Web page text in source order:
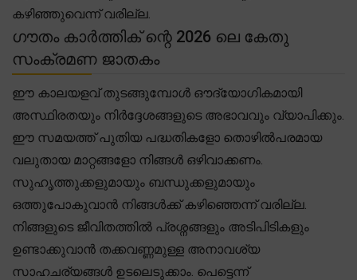
കഴിഞ്ഞുവെന്ന് വരില്ല.
ഗൗതം കാർത്തിക് ന്റെ 2026 ലെ കേതു
സംക്രമണ ജാതകം
ഈ കാലയളവ് തുടങ്ങുമ്പോൾ ഔദ്യോഗികമായി
അസ്ഥിരതയും നിർദ്ദേശങ്ങളുടെ അഭാവവും വ്യാപിക്കും.
ഈ സമയത്ത് പുതിയ പദ്ധതികളോ തൊഴിൽപരമായ
വലുതായ മാറ്റങ്ങളോ നിങ്ങൾ ഒഴിവാക്കണം.
സുഹൃത്തുക്കളുമായും ബന്ധുക്കളുമായും
ഒത്തുപോകുവാൻ നിങ്ങൾക്ക് കഴിഞ്ഞെന്ന് വരില്ല.
നിങ്ങളുടെ ജീവിതത്തിൽ പ്രശ്നങ്ങളും അടിപിടികളും
ഉണ്ടാക്കുവാൻ തക്കവണ്ണമുള്ള അനാവശ്യ
സാഹചര്യങ്ങൾ ഉടലെടുക്കാം. പെട്ടെന്ന്